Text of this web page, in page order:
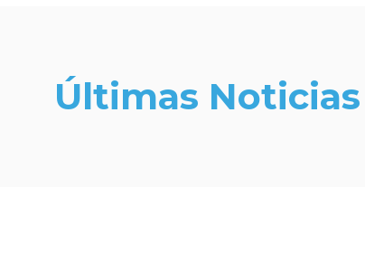
Últimas Noticias